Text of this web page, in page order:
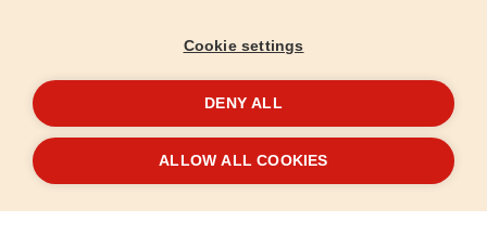
© 2026Extol.cz- Všechna práva vyhrazena
VytvořiloFEO
Cookie settings
DENY ALL
ALLOW ALL COOKIES